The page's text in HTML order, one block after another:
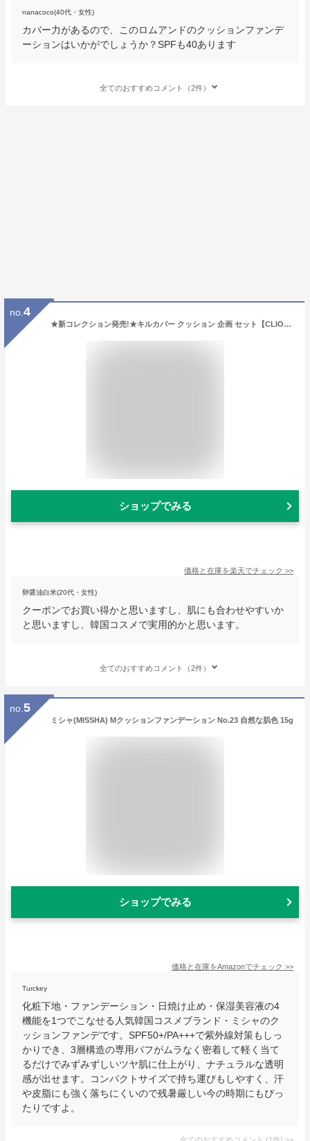
nanacoco(40代・女性)
カバー力があるので、このロムアンドのクッションファンデ
ーションはいかがでしょうか？SPFも40あります
全てのおすすめコメント（2件）
no. 4
★新コレクション発売!★キルカバー クッション 企画 セット【CLIO（クリオ）公式】メイク クッションファンデ ファンデ ベース カバー力 毛穴カバー メッシュ グロウ 韓国ヘリテージ コレクション 韓国 コスメ
ショップでみる
価格と在庫を楽天でチェック >>
卵醤油白米(20代・女性)
クーポンでお買い得かと思いますし、肌にも合わせやすいか
と思いますし、韓国コスメで実用的かと思います。
全てのおすすめコメント（2件）
no. 5
ミシャ(MISSHA) Мクッションファンデーション No.23 自然な肌色 15g
ショップでみる
価格と在庫をAmazonでチェック >>
Turckey
化粧下地・ファンデーション・日焼け止め・保湿美容液の4
機能を1つでこなせる人気韓国コスメブランド・ミシャのク
ッションファンデです。SPF50+/PA+++で紫外線対策もしっ
かりでき、3層構造の専用パフがムラなく密着して軽く当て
るだけでみずみずしいツヤ肌に仕上がり、ナチュラルな透明
感が出せます。コンパクトサイズで持ち運びもしやすく、汗
や皮脂にも強く落ちにくいので残暑厳しい今の時期にもぴっ
たりですよ。